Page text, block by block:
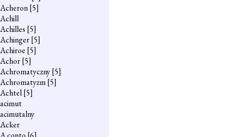
Acheron[5]
Achill
Achilles [5]
Achinger[5]
Achiroe [5]
Achor[5]
Achromatyczny[5]
Achromatyzm[5]
Achtel[5]
acimut
acimutalny
Acker